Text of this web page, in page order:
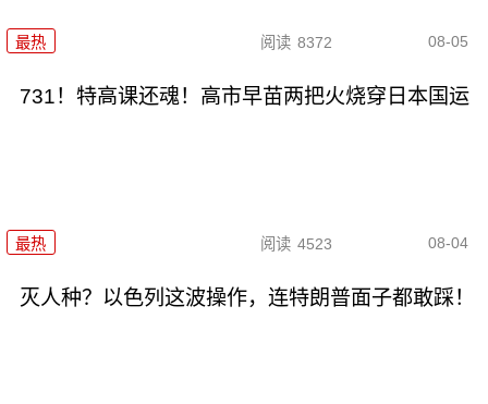
最热 阅读 8372 08-05
731！特高课还魂！高市早苗两把火烧穿日本国运
最热 阅读 4523 08-04
灭人种？以色列这波操作，连特朗普面子都敢踩！